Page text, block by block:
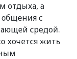
отдыха, а
общения с
средой.
хочется жить